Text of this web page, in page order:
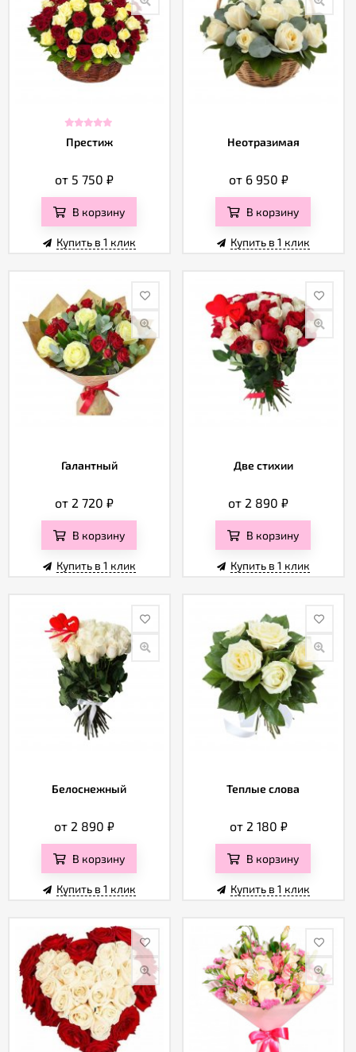
Престиж
от 5 750₽
В корзину
Купить в 1 клик
Неотразимая
от 6 950 ₽
В корзину
Купить в 1 клик
Галантный
от 2 720₽
В корзину
Купить в 1 клик
Две стихии
от 2 890₽
В корзину
Купить в 1 клик
Белоснежный
от 2 890₽
В корзину
Купить в 1 клик
Теплые слова
от 2 180 ₽
В корзину
Купить в 1 клик